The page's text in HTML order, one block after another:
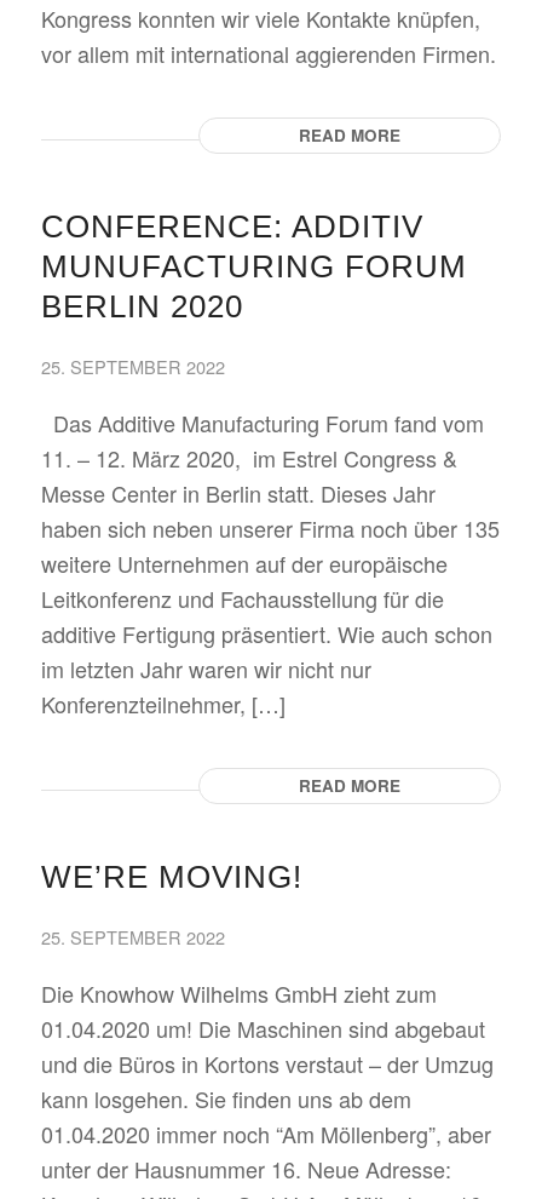
Kongress konnten wir viele Kontakte knüpfen,
vor allem mit international aggierenden Firmen.
READ MORE
CONFERENCE: ADDITIV
MUNUFACTURING FORUM
BERLIN 2020
25. SEPTEMBER 2022
Das Additive Manufacturing Forum fand vom
11. – 12. März 2020, im Estrel Congress &
Messe Center in Berlin statt. Dieses Jahr
haben sich neben unserer Firma noch über 135
weitere Unternehmen auf der europäische
Leitkonferenz und Fachausstellung für die
additive Fertigung präsentiert. Wie auch schon
im letzten Jahr waren wir nicht nur
Konferenzteilnehmer, […]
READ MORE
WE’RE MOVING!
25. SEPTEMBER 2022
Die Knowhow Wilhelms GmbH zieht zum
01.04.2020 um! Die Maschinen sind abgebaut
und die Büros in Kortons verstaut – der Umzug
kann losgehen. Sie finden uns ab dem
01.04.2020 immer noch “Am Möllenberg”, aber
unter der Hausnummer 16. Neue Adresse: